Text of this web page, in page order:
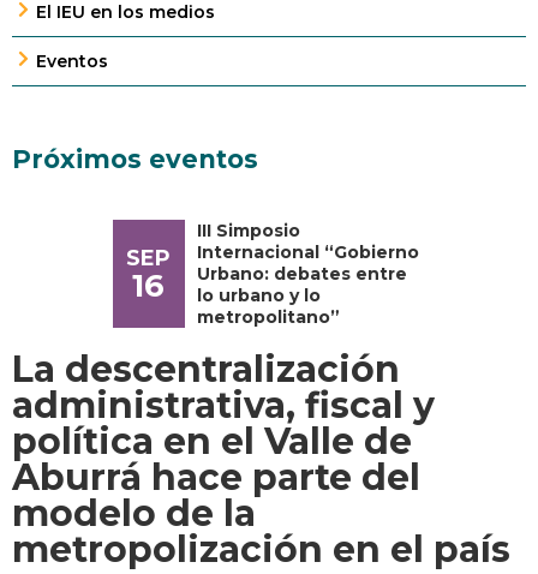
El IEU en los medios
Eventos
Próximos eventos
SEP
16
III Simposio
Internacional “Gobierno
Urbano: debates entre
lo urbano y lo
metropolitano”
La descentralización
administrativa, fiscal y
política en el Valle de
Aburrá hace parte del
modelo de la
metropolización en el país